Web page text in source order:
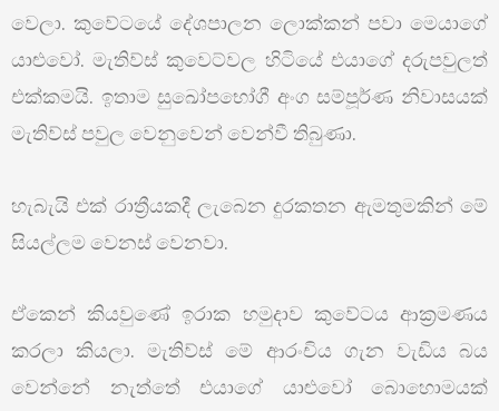
වෙලා. කුවේටයේ දේශපාලන ලොක්කන් පවා මෙයාගේ
යාළුවෝ. මැතිව්ස් කුවෙට්වල හිටියේ එයාගේ දරුපවුලත්
එක්කමයි. ඉතාම සුඛෝපභෝගී අංග සම්පූර්ණ නිවාසයක්
මැතිව්ස් පවුල වෙනුවෙන් වෙන්වී තිබුණා.
හැබැයි එක් රාත්‍රීයකදී ලැබෙන දුරකතන ඇමතුමකින් මේ
සියල්ලම වෙනස් වෙනවා.
ඒකෙන් කියවුණේ ඉරාක හමුදාව කුවේටය ආක්‍රමණය
කරලා කියලා. මැතිව්ස් මේ ආරංචිය ගැන වැඩිය බය
වෙන්නේ නැත්තේ එයාගේ යාළුවෝ බොහොමයක්